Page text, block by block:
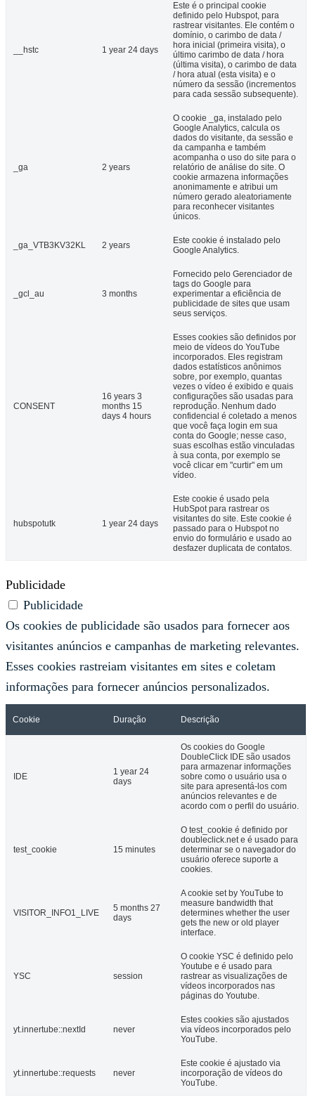
__hstc 1 year 24 days
Este é o principal cookie
definido pelo Hubspot, para
rastrear visitantes. Ele contém o
domínio, o carimbo de data /
hora inicial (primeira visita), o
último carimbo de data / hora
(última visita), o carimbo de data
/ hora atual (esta visita) e o
número da sessão (incrementos
para cada sessão subsequente).
_ga 2 years
O cookie _ga, instalado pelo
Google Analytics, calcula os
dados do visitante, da sessão e
da campanha e também
acompanha o uso do site para o
relatório de análise do site. O
cookie armazena informações
anonimamente e atribui um
número gerado aleatoriamente
para reconhecer visitantes
únicos.
_ga_VTB3KV32KL 2 years
Este cookie é instalado pelo
Google Analytics.
_gcl_au 3 months
Fornecido pelo Gerenciador de
tags do Google para
experimentar a eficiência de
publicidade de sites que usam
seus serviços.
CONSENT
16 years 3
months 15
days 4 hours
Esses cookies são definidos por
meio de vídeos do YouTube
incorporados. Eles registram
dados estatísticos anônimos
sobre, por exemplo, quantas
vezes o vídeo é exibido e quais
configurações são usadas para
reprodução. Nenhum dado
confidencial é coletado a menos
que você faça login em sua
conta do Google; nesse caso,
suas escolhas estão vinculadas
à sua conta, por exemplo se
você clicar em "curtir" em um
vídeo.
hubspotutk 1 year 24 days
Este cookie é usado pela
HubSpot para rastrear os
visitantes do site. Este cookie é
passado para o Hubspot no
envio do formulário e usado ao
desfazer duplicata de contatos.
Publicidade
Publicidade
Os cookies de publicidade são usados ​​para fornecer aos
visitantes anúncios e campanhas de marketing relevantes.
Esses cookies rastreiam visitantes em sites e coletam
informações para fornecer anúncios personalizados.
Cookie Duração Descrição
IDE
1 year 24
days
Os cookies do Google
DoubleClick IDE são usados ​​
para armazenar informações
sobre como o usuário usa o
site para apresentá-los com
anúncios relevantes e de
acordo com o perfil do usuário.
test_cookie 15 minutes
O test_cookie é definido por
doubleclick.net e é usado para
determinar se o navegador do
usuário oferece suporte a
cookies.
VISITOR_INFO1_LIVE
5 months 27
days
A cookie set by YouTube to
measure bandwidth that
determines whether the user
gets the new or old player
interface.
YSC session
O cookie YSC é definido pelo
Youtube e é usado para
rastrear as visualizações de
vídeos incorporados nas
páginas do Youtube.
yt.innertube::nextId never
Estes cookies são ajustados
via vídeos incorporados pelo
YouTube.
yt.innertube::requests never
Este cookie é ajustado via
incorporação de vídeos do
YouTube.